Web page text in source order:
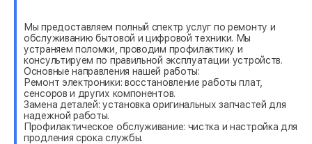
Мы предоставляем полный спектр услуг по ремонту и
обслуживанию бытовой и цифровой техники. Мы
устраняем поломки, проводим профилактику и
консультируем по правильной эксплуатации устройств.
Основные направления нашей работы:
Ремонт электроники: восстановление работы плат,
сенсоров и других компонентов.
Замена деталей: установка оригинальных запчастей для
надежной работы.
Профилактическое обслуживание: чистка и настройка для
продления срока службы.